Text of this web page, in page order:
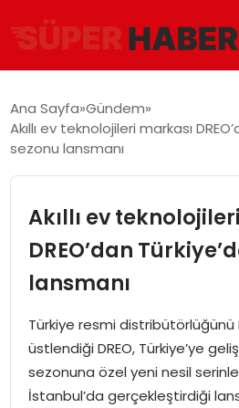
GÜNDEM
EKONOMI
MAGAZIN
SAĞLIK
Ana Sayfa Gündem
Akıllı ev teknolojileri markası
sezonu lansmanı
Akıllı ev
DREO’dan
lansmanı
Türkiye resmi distribütörlüğünü
üstlendiği DREO, Türkiye’ye
sezonuna özel yeni nesil
İstanbul’da gerçekleştirdiği